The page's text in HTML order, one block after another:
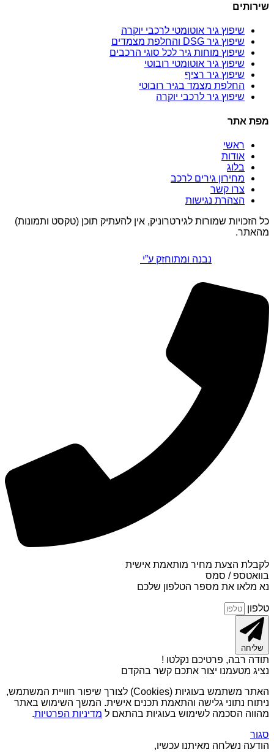
שירותים
שיפוץ גיר אוטומטי לרכבי יוקרה
שיפוץ גיר DSG והחלפת מצמדים
שיפוץ מוחות גיר לכל סוגי הרכבים
שיפוץ גיר אוטומטי רובוטי
שיפוץ גיר רציף
החלפת מצמד בגיר רובוטי
שיפוץ גיר לרכבי יוקרה
מפת אתר
ראשי
אודות
בלוג
מחירון גירים לרכב
צרו קשר
הצהרת נגישות
כל הזכויות שמורות לגירטרוניק, אין להעתיק תוכן (טקסט ותמונות)
מהאתר.
נבנה ומתוחזק ע”י
לקבלת הצעת מחיר מותאמת אישית
בוואטספ / סמס
נא מלאו את מספר הטלפון שלכם
טלפון
שליחה
תודה רבה, פרטיכם נקלטו !
נציג מטעמנו יצור אתכם קשר בהקדם
האתר משתמש בעוגיות (Cookies) לצורך שיפור חוויית המשתמש,
ניתוח נתוני גלישה והתאמת תכנים אישית. המשך השימוש באתר
מהווה הסכמה לשימוש בעוגיות בהתאם ל מדיניות הפרטיות.
סגור
הודעה נשלחה מאיתנו עכשיו,